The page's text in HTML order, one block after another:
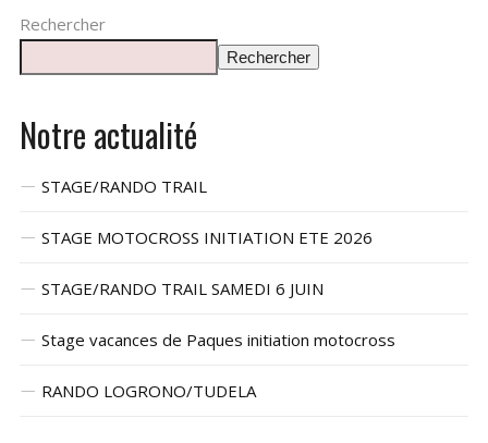
Rechercher
Rechercher
Notre actualité
STAGE/RANDO TRAIL
STAGE MOTOCROSS INITIATION ETE 2026
STAGE/RANDO TRAIL SAMEDI 6 JUIN
Stage vacances de Paques initiation motocross
RANDO LOGRONO/TUDELA